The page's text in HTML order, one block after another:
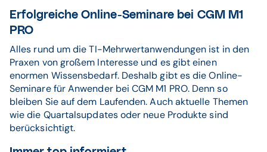
Erfolgreiche Online-Seminare bei CGM M1
PRO
Alles rund um die TI-Mehrwertanwendungen ist in den
Praxen von großem Interesse und es gibt einen
enormen Wissensbedarf. Deshalb gibt es die Online-
Seminare für Anwender bei CGM M1 PRO. Denn so
bleiben Sie auf dem Laufenden. Auch aktuelle Themen
wie die Quartalsupdates oder neue Produkte sind
berücksichtigt.